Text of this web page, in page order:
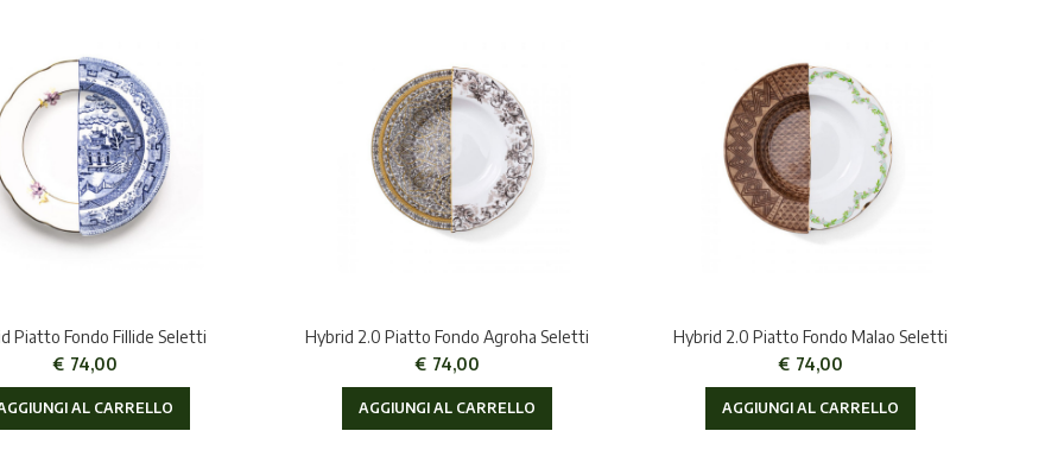
Piatto Fondo Fillide Seletti
€ 74,00
AL CARRELLO
Hybrid 2.0 Piatto Fondo Agroha Seletti
€ 74,00
AGGIUNGI AL CARRELLO
Hybrid 2.0 Piatto Fondo Malao Seletti
€ 74,00
AGGIUNGI AL CARRELLO